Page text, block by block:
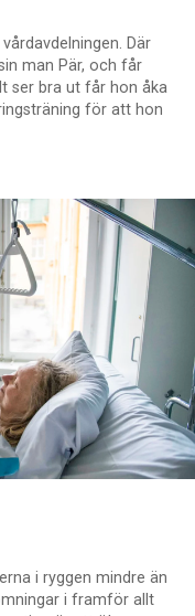
Där
man Pär, och får
ser bra ut får hon åka
för att hon
i ryggen mindre än
i framför allt